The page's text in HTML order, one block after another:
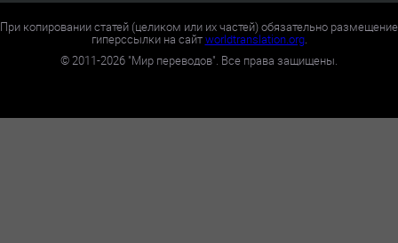
При копировании статей (целиком или их частей) обязательно размещение
гиперссылки на сайтworldtranslation.org.
©2011-2026 "Мир переводов". Все права защищены.